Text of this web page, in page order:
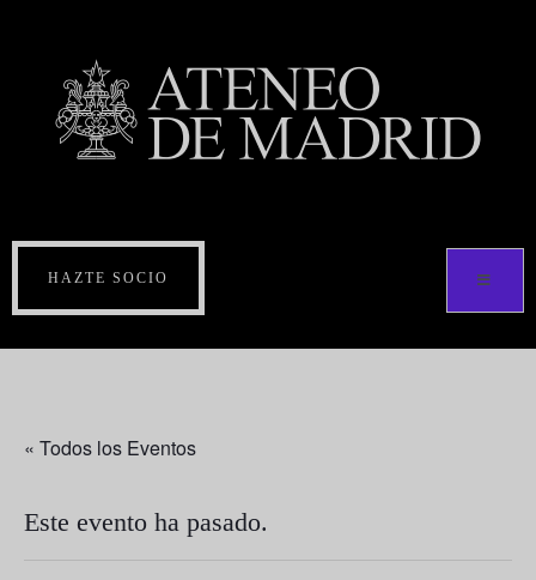
HAZTE SOCIO
« Todos los Eventos
Este evento ha pasado.